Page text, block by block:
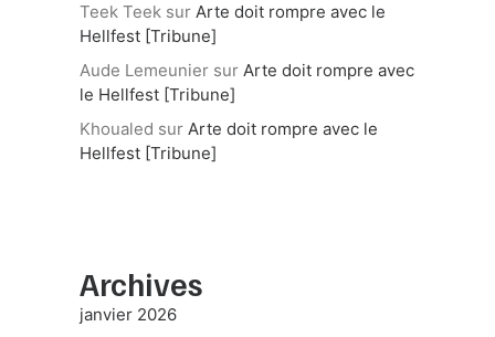
Teek Teek sur Arte doit rompre avec le
Hellfest [Tribune]
Aude Lemeunier sur Arte doit rompre avec
le Hellfest [Tribune]
Khoualed sur Arte doit rompre avec le
Hellfest [Tribune]
Archives
janvier 2026